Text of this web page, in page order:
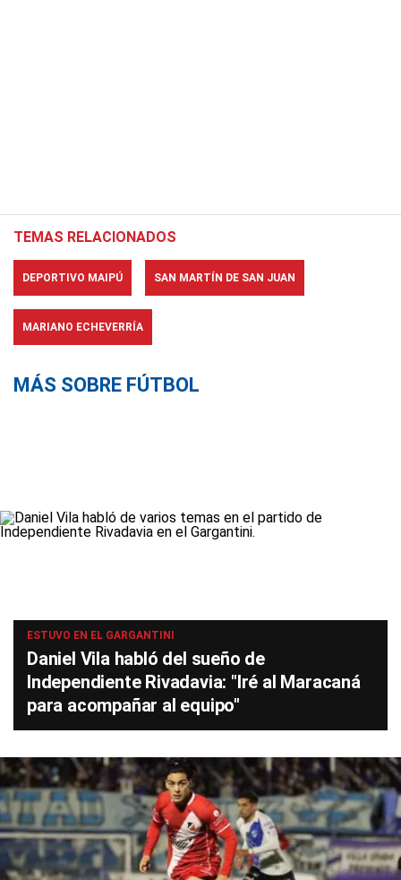
TEMAS RELACIONADOS
DEPORTIVO MAIPÚ SAN MARTÍN DE SAN JUAN
MARIANO ECHEVERRÍA
MÁS SOBRE FÚTBOL
ESTUVO EN EL GARGANTINI
Daniel Vila habló del sueño de
Independiente Rivadavia: "Iré al Maracaná
para acompañar al equipo"